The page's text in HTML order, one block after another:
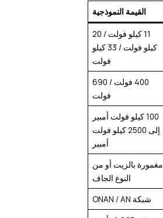
القيمة النموذجية
11 كيلو فولت / 20
كيلو فولت / 33 كيلو
فولت
400 فولت / 690
فولت
100 كيلو فولت أمبير
إلى 2500 كيلو فولت
أمبير
مغمورة بالزيت أو من
النوع الجاف
شبكة ONAN / AN